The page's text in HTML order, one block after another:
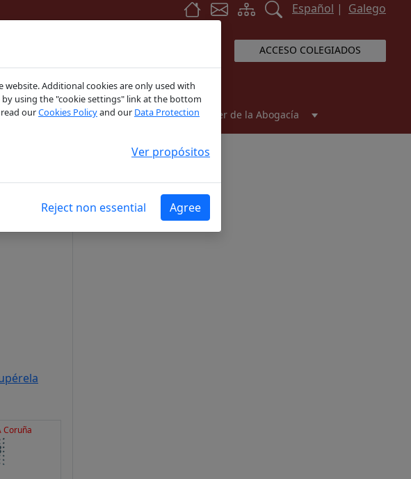
Español | Galego
ACCESO COLEGIADOS
Servicios MASC Máster de la Abogacía
Coruña
Additional cookies are only used with
using the "cookie settings" link at the bottom
ourCookies Policyand our Data Protection
Ver propósitos
Reject non essential Agree